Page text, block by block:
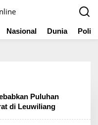
Nasional Dunia
Puluhan
di Leuwiliang